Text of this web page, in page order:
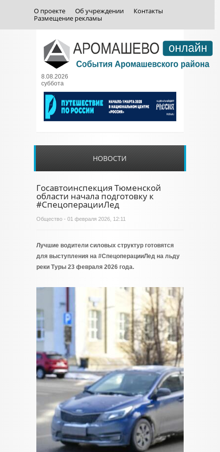
О проекте Об учреждении
Контакты
Размещение рекламы
8.08.2026
суббота
НОВОСТИ
Госавтоинспекция Тюменской
области начала подготовку к
#СпецоперацииЛед
Общество - 01 февраля 2026, 12:11
Лучшие водители силовых структур готовятся
для выступления на #СпецоперацииЛед на льду
реки Туры 23 февраля 2026 года.